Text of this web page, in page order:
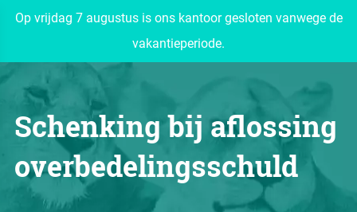
Op vrijdag 7 augustus is ons kantoor gesloten vanwege de
vakantieperiode.
Schenking bij aflossing
overbedelingsschuld